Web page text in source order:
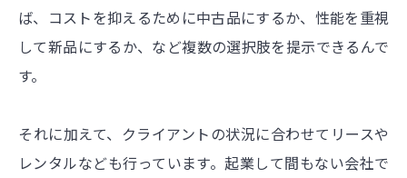
ば、コストを抑えるために中古品にするか、性能を重視
して新品にするか、など複数の選択肢を提示できるんで
す。
それに加えて、クライアントの状況に合わせてリースや
レンタルなども行っています。起業して間もない会社で